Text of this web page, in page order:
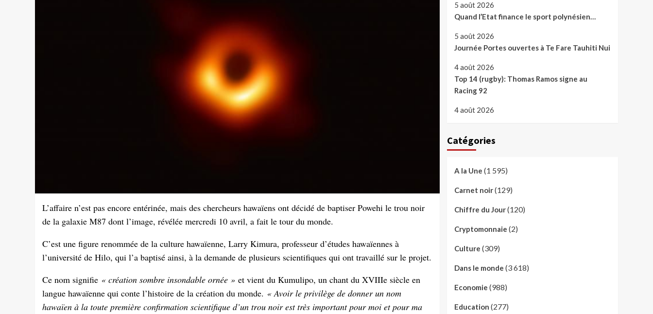
L’affaire n’est pas encore entérinée, mais des chercheurs hawaïens ont décidé de baptiser Powehi le trou noir
de la galaxie M87 dont l’image, révélée mercredi 10 avril, a fait le tour du monde.
C’est une figure renommée de la culture hawaïenne, Larry Kimura, professeur d’études hawaïennes à
l’université de Hilo, qui l’a baptisé ainsi, à la demande de plusieurs scientifiques qui ont travaillé sur le projet.
Ce nom signifie « création sombre insondable ornée » et vient du Kumulipo, un chant du XVIIIe siècle en
langue hawaïenne qui conte l’histoire de la création du monde. « Avoir le privilège de donner un nom
hawaïen à la toute première confirmation scientifique d’un trou noir est très important pour moi et pour ma
5 août 2026
Quand l’Etat finance le sport polynésien…
5 août 2026
Journée Portes ouvertes à Te Fare Tauhiti Nui
4 août 2026
Top 14 (rugby): Thomas Ramos signe au
Racing 92
4 août 2026
Catégories
A la Une (1 595)
Carnet noir(129)
Chiffre du Jour(120)
Cryptomonnaie (2)
Culture (309)
Dans le monde (3 618)
Economie (988)
Education (277)